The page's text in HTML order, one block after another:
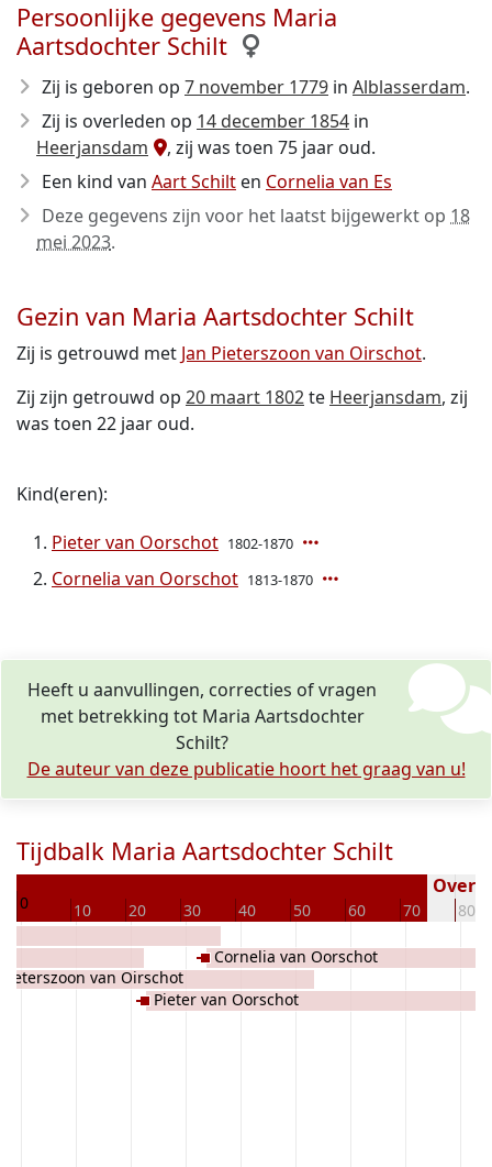
Persoonlijke gegevens Maria
Aartsdochter Schilt
Zij is geboren op 7 november 1779 in Alblasserdam.
Zij is overleden op 14 december 1854 in
Heerjansdam
, zij was toen 75 jaar oud.
Een kind van Aart Schilt en Cornelia van Es
Deze gegevens zijn voor het laatst bijgewerkt op 18
mei 2023.
Gezin van Maria Aartsdochter Schilt
Zij is getrouwd met Jan Pieterszoon van Oirschot.
Zij zijn getrouwd op 20 maart 1802te Heerjansdam, zij
was toen 22 jaar oud.
Kind(eren):
Pieter van Oorschot 1802-1870
Cornelia van Oorschot 1813-1870
Heeft u aanvullingen, correcties of vragen
met betrekking tot Maria Aartsdochter
Schilt?
De auteur van deze publicatie hoort het graag van u!
Tijdbalk Maria Aartsdochter Schilt
0 10 20 30 40 50 60 70 80
van Oirschot
Pieter van Oorschot
Cornelia van Oorschot